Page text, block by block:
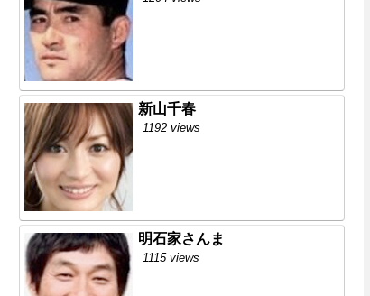
新山千春
1192 views
明石家さんま
1115 views